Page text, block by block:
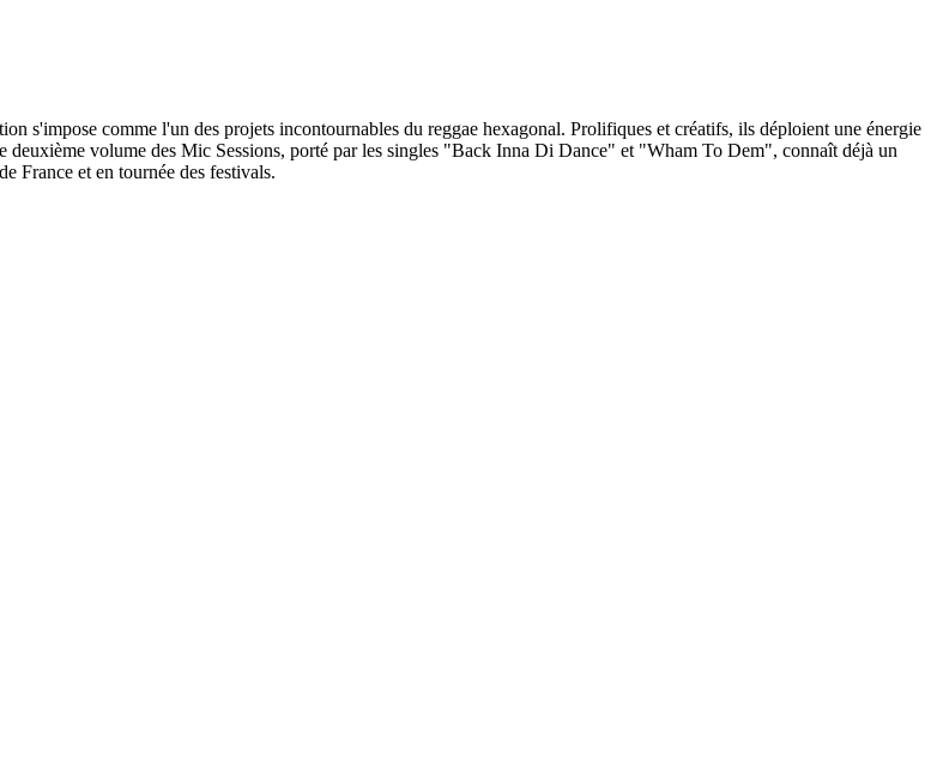
s'impose comme l'un des projets incontournables du reggae hexagonal. Prolifiques et créatifs, ils déploient une énergie
deuxième volume des Mic Sessions, porté par les singles "Back Inna Di Dance" et "Wham To Dem", connaît déjà un
France et en tournée des festivals.